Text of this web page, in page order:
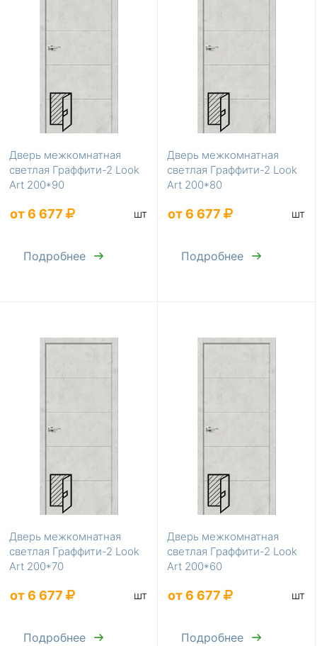
Дверь межкомнатная
светлая Граффити-2 Look
Art 200*90
от 6 677 шт
Подробнее
Дверь межкомнатная
светлая Граффити-2 Look
Art 200*80
от 6 677 шт
Подробнее
Дверь межкомнатная
светлая Граффити-2 Look
Art 200*70
от 6 677 шт
Подробнее
Дверь межкомнатная
светлая Граффити-2 Look
Art 200*60
от 6 677 шт
Подробнее